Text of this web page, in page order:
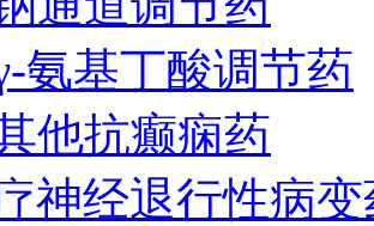
氨基丁酸调节药
他抗癫痫药
神经退行性病